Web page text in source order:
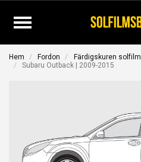
Hem Fordon Färdigskuren solfilm
Subaru Outback | 2009-2015